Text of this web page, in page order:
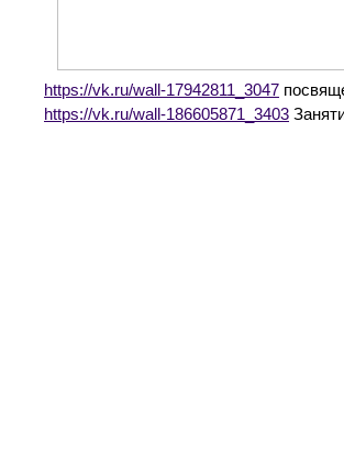
https://vk.ru/wall-17942811_3047
https://vk.ru/wall-186605871_3403